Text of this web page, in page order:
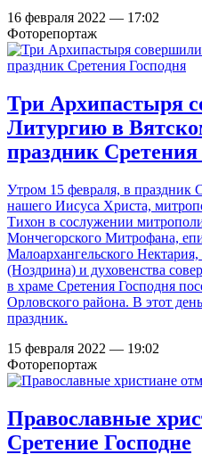
16 февраля 2022 — 17:02
Фоторепортаж
Три Архипастыря
Литургию в
праздник Сретения
Утром 15 февраля, в праздник
нашего Иисуса Христа,
Тихон в сослужении
Мончегорского Митрофана,
Малоархангельского
(Ноздрина) и духовенства
в храме Сретения Господня
Орловского района. В этот
праздник.
15 февраля 2022 — 19:02
Фоторепортаж
Православные
Сретение Господне